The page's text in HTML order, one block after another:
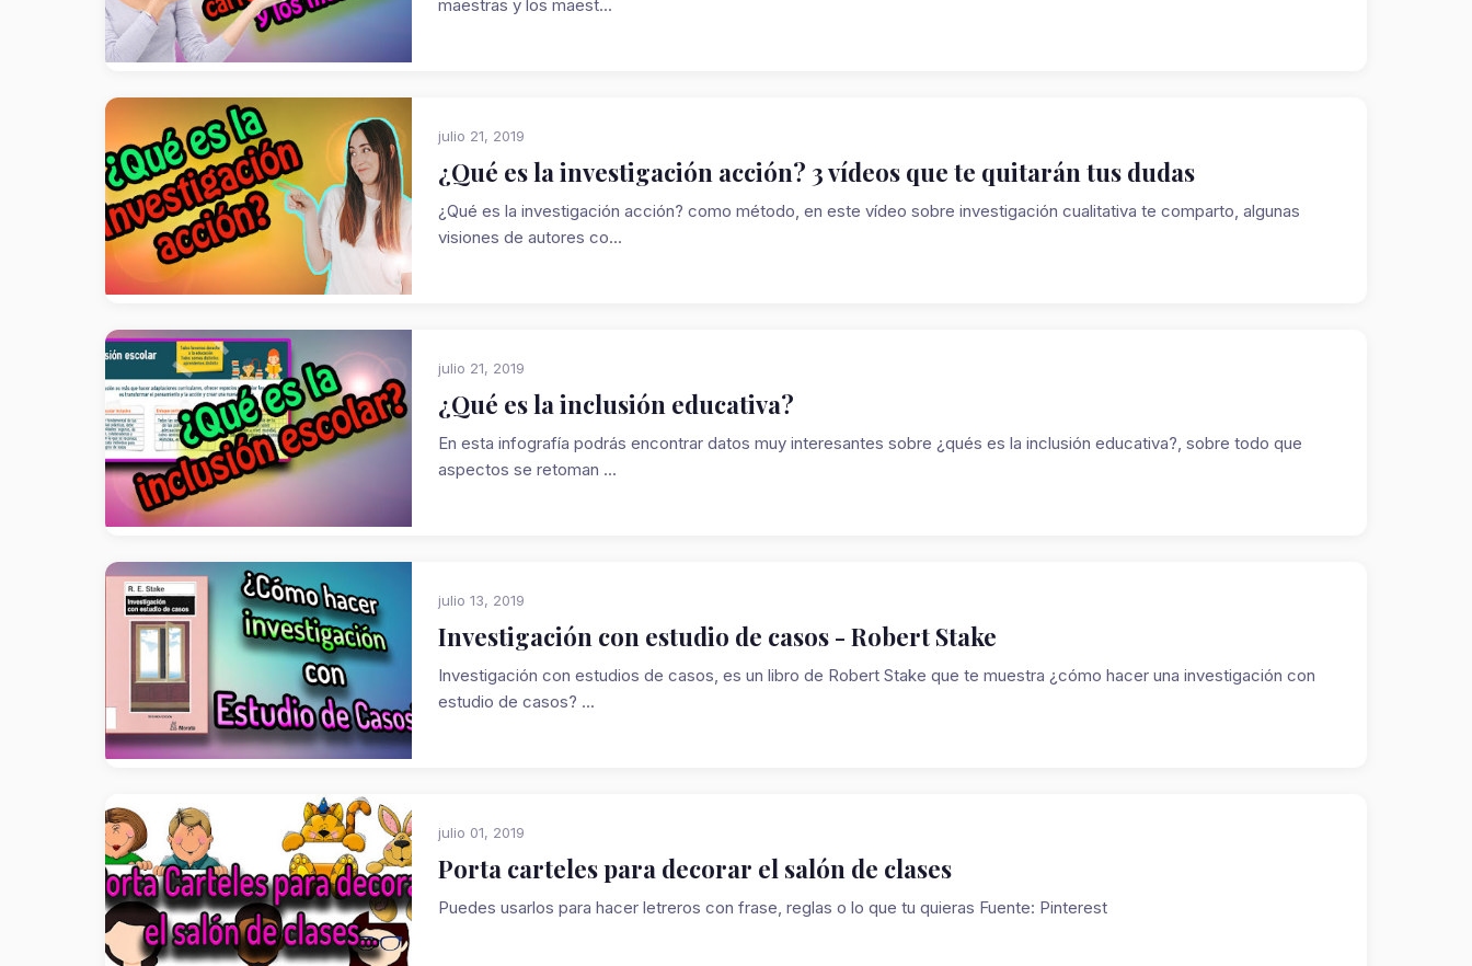
maestras y los maest...
julio 21, 2019
¿Qué es la investigación acción? 3 vídeos que te quitarán tus dudas
¿Qué es la investigación acción? como método, en este vídeo sobre investigación cualitativa te comparto, algunas
visiones de autores co...
julio 21, 2019
¿Qué es la inclusión educativa?
En esta infografía podrás encontrar datos muy interesantes sobre ¿qués es la inclusión educativa?, sobre todo que
aspectos se retoman ...
julio 13, 2019
Investigación con estudio de casos - Robert Stake
Investigación con estudios de casos, es un libro de Robert Stake que te muestra ¿cómo hacer una investigación con
estudio de casos? ...
julio 01, 2019
Porta carteles para decorar el salón de clases
Puedes usarlos para hacer letreros con frase, reglas o lo que tu quieras Fuente: Pinterest